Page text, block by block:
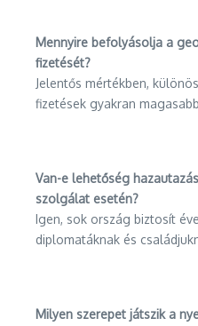
Mennyire befolyásolja a
fizetését?
Jelentős mértékben,
fizetések gyakran
Van-e lehetőség
szolgálat esetén?
Igen, sok ország biztosít
diplomatáknak és
Milyen szerepet játszik a